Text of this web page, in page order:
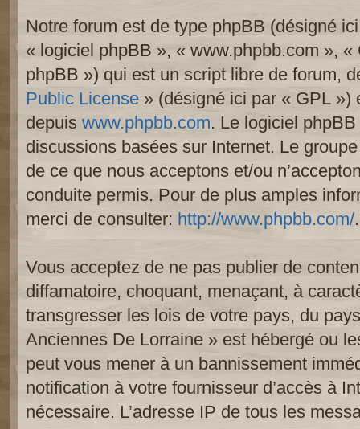
Notre forum est de type phpBB (désigné
« logiciel phpBB », « www.phpbb.com »,
phpBB ») qui est un script libre de forum,
Public License » (désigné ici par « GPL »)
depuis www.phpbb.com. Le logiciel
discussions basées sur Internet. Le
de ce que nous acceptons et/ou
conduite permis. Pour de plus amples
merci de consulter: http://www.phpbb.com/.
Vous acceptez de ne pas publier de
diffamatoire, choquant, menaçant, à
transgresser les lois de votre pays, du
Anciennes De Lorraine » est hébergé ou
peut vous mener à un bannissement
notification à votre fournisseur d’accès à
nécessaire. L’adresse IP de tous les